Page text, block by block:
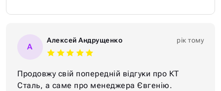
А
Алексей Андрущенко рік тому
Продовжу свій попередній відгуки про КТ
Сталь, а саме про менеджера Євгенію.